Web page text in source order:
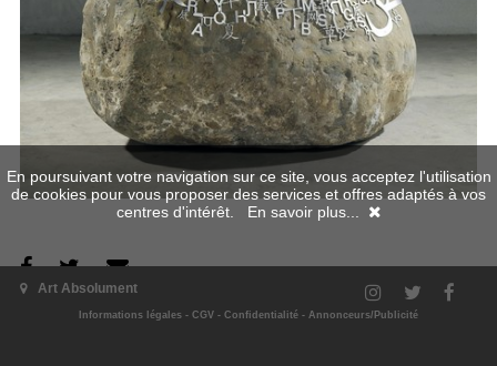
L'exposition
Art Absolument
Informations légales - CGV - Confidentialité - Annonceurs/Publicité
En poursuivant votre navigation sur ce site, vous acceptez l'utilisation
de cookies pour vous proposer des services et offres adaptés à vos
centres d'intérêt. En savoir plus...